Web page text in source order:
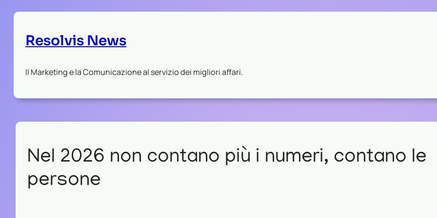
Resolvis News
Il Marketing e la Comunicazione al servizio dei migliori affari.
Nel 2026 non contano più i numeri, contano le
persone